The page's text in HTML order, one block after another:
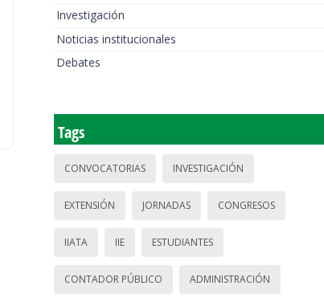
Investigación
Noticias institucionales
Debates
Tags
CONVOCATORIAS INVESTIGACIÓN
EXTENSIÓN JORNADAS CONGRESOS
IIATA IIE ESTUDIANTES
CONTADOR PÚBLICO ADMINISTRACIÓN